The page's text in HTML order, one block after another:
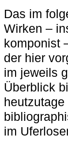
Das im
Wirken –
komponist
der hier
im jeweils
Überblick
im